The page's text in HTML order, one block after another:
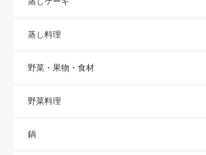
蒸し料理
野菜・果物・食材
野菜料理
鍋